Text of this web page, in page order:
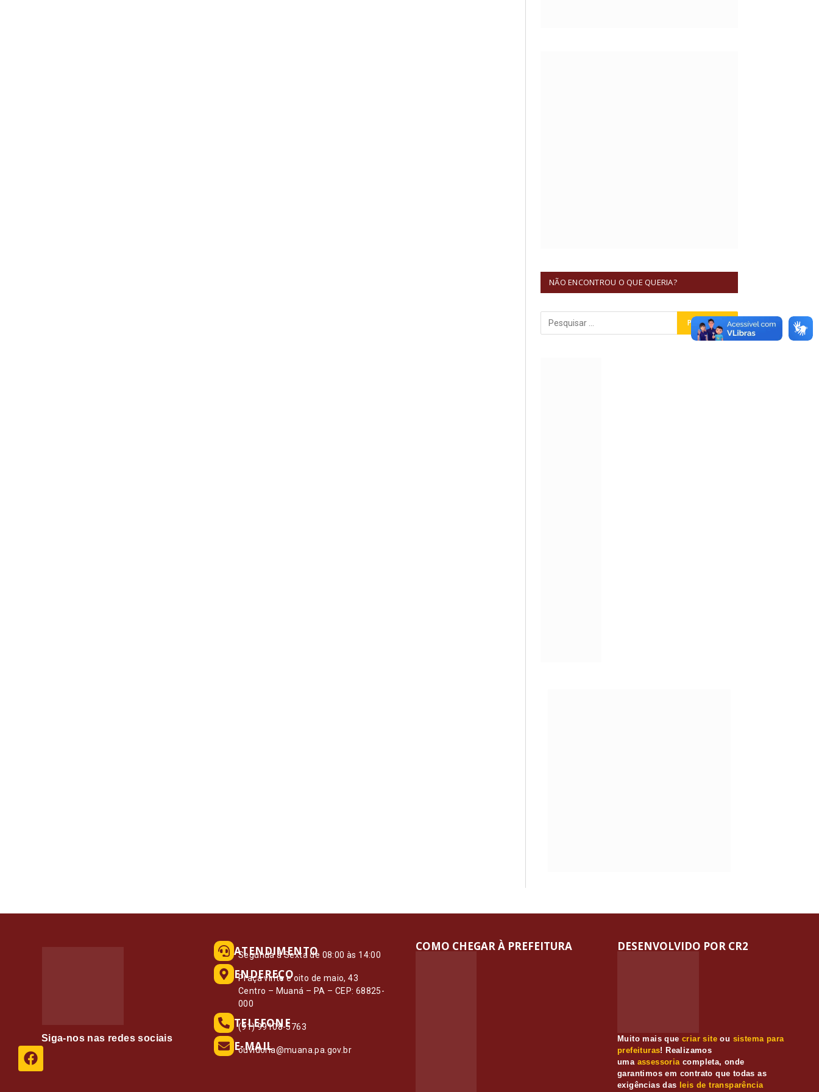
NÃO ENCONTROU O QUE QUERIA?
Siga-nos nas redes sociais
ATENDIMENTO
Segunda à Sexta de 08:00 às 14:00
ENDEREÇO
Praça vinte e oito de maio, 43
Centro – Muaná – PA – CEP: 68825-
000
TELEFONE
(91) 99108-5763
E-MAIL
ouvidoria@muana.pa.gov.br
COMO CHEGAR À PREFEITURA
Muito mais quecriar site ou sistema para
prefeituras! Realizamos
uma assessoriacompleta, onde
garantimos em contrato que todas as
exigências das leis de transparência
DESENVOLVIDO POR CR2